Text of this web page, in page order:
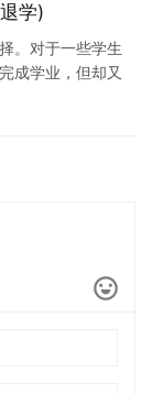
学)
。对于一些学生
成学业，但却又